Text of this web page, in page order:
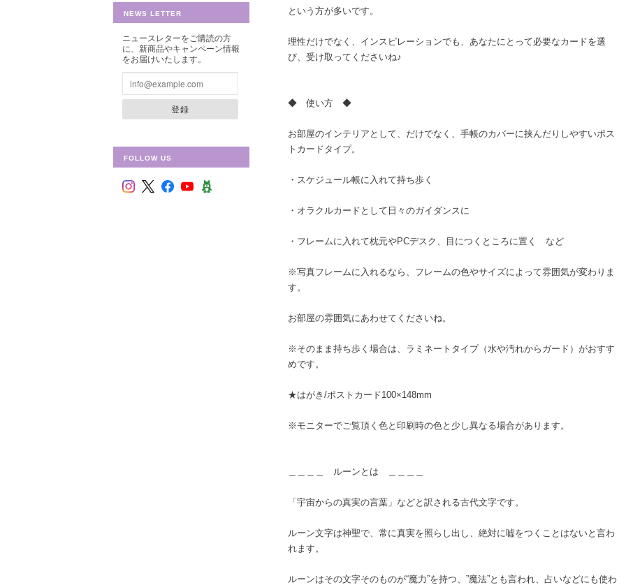
という方が多いです。
理性だけでなく、インスピレーションでも、あなたにとって必要なカードを選
び、受け取ってくださいね♪
◆ 使い方 ◆
お部屋のインテリアとして、だけでなく、手帳のカバーに挟んだりしやすいポス
トカードタイプ。
・スケジュール帳に入れて持ち歩く
・オラクルカードとして日々のガイダンスに
・フレームに入れて枕元やPCデスク、目につくところに置く など
※写真フレームに入れるなら、フレームの色やサイズによって雰囲気が変わりま
す。
お部屋の雰囲気にあわせてくださいね。
※そのまま持ち歩く場合は、ラミネートタイプ（水や汚れからガード）がおすす
めです。
★はがき/ポストカード100×148mm
※モニターでご覧頂く色と印刷時の色と少し異なる場合があります。
＿＿＿＿ ルーンとは ＿＿＿＿
「宇宙からの真実の言葉」などと訳される古代文字です。
ルーン文字は神聖で、常に真実を照らし出し、絶対に嘘をつくことはないと言わ
れます。
ルーンはその文字そのものが“魔力”を持つ、”魔法”とも言われ、占いなどにも使わ
NEWS LETTER
ニュースレターをご購読の方
に、新商品やキャンペーン情報
をお届けいたします。
登録
FOLLOW US